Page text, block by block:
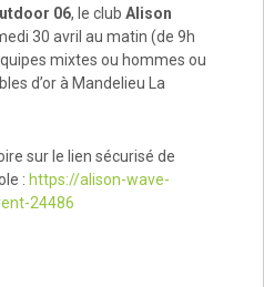
06, le club Alison
30 avril au matin (de 9h
mixtes ou hommes ou
d’or à Mandelieu La
sur le lien sécurisé de
: https://alison-wave-
24486